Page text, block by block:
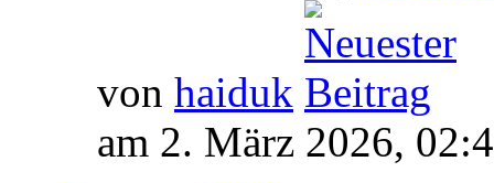
von haiduk
am 2. März 2026,